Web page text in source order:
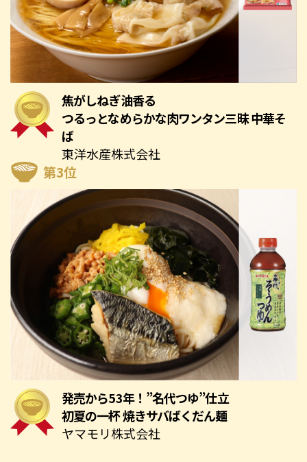
焦がしねぎ油香る
つるっとなめらかな肉ワンタン三昧 中華そ
ば
東洋水産株式会社
第3位
発売から53年！”名代つゆ”仕立
初夏の一杯 焼きサバばくだん麺
ヤマモリ株式会社